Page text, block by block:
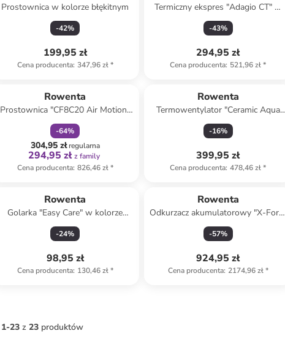
Prostownica w kolorze błękitnym
-42%
199,95 zł
Cena producenta: 347,96 zł*
Termiczny ekspres "Adagio CT" w
kolorze srebrno-białym do kawy -
1,25 l
-43%
294,95 zł
Cena producenta: 521,96 zł*
Rowenta
Prostownica "CF8C20 Air Motion"
w kolorze czarnym do włosów
-64%
304,95 złregularna
294,95 zł z family
Cena producenta: 826,46 zł*
Rowenta
Termowentylator "Ceramic Aqua
Mini Excel" w kolorze biało-szarym
-16%
399,95 zł
Cena producenta: 478,46 zł*
Rowenta
Golarka "Easy Care" w kolorze
jasnobrązowym do tkanin
-24%
98,95 zł
Cena producenta: 130,46 zł*
Rowenta
Odkurzacz akumulatorowy "X-Force
9.60 Allergy+" w kolorze czarno-
fioletowym
-57%
924,95 zł
Cena producenta: 2174,96 zł*
1-23 z 23 produktów